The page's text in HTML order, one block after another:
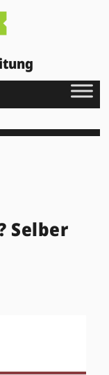
Selber